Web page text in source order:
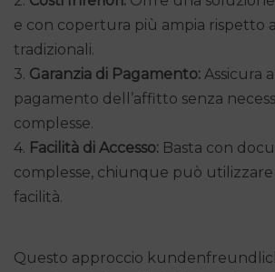
e con copertura più ampia rispetto
tradizionali.
3. Garanzia di Pagamento: Assicura
pagamento dell’affitto senza
complesse.
4. Facilità di Accesso: Basta con
complesse, chiunque può utilizzare
facilità.
Questo approccio